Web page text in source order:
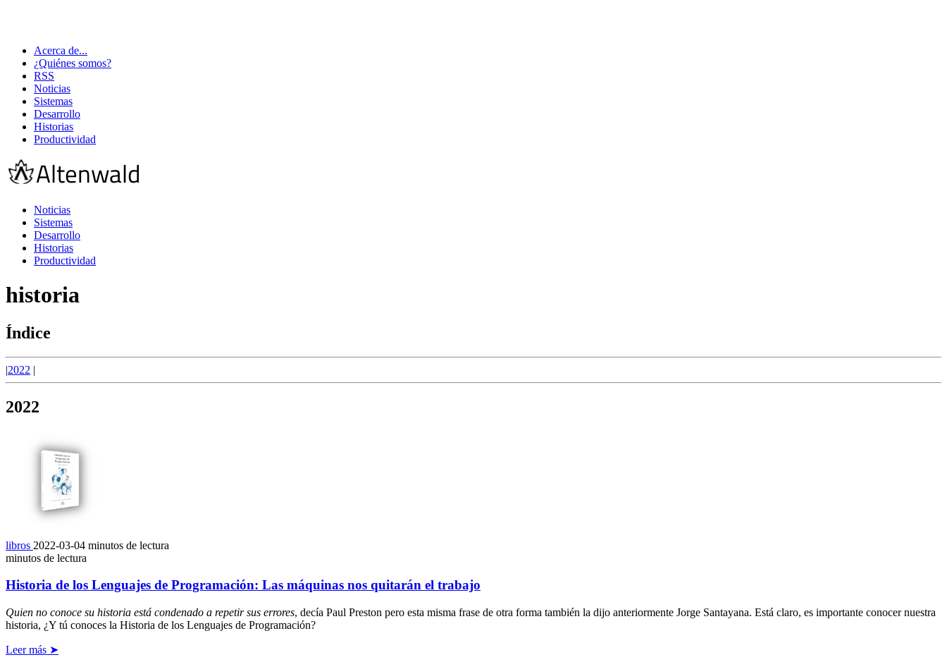
Acerca de...
¿Quiénes somos?
RSS
Noticias
Sistemas
Desarrollo
Historias
Productividad
Noticias
Sistemas
Desarrollo
Historias
Productividad
historia
Índice
|2022 |
2022
libros 2022-03-04 minutos de lectura
minutos de lectura
Historia de los Lenguajes de Programación: Las máquinas nos quitarán el trabajo
Quien no conoce su historia está condenado a repetir sus errores, decía Paul Preston pero esta misma frase de otra forma también la dijo anteriormente Jorge Santayana. Está claro, es importante conocer nuestra
historia, ¿Y tú conoces la Historia de los Lenguajes de Programación?
Leer más ➤